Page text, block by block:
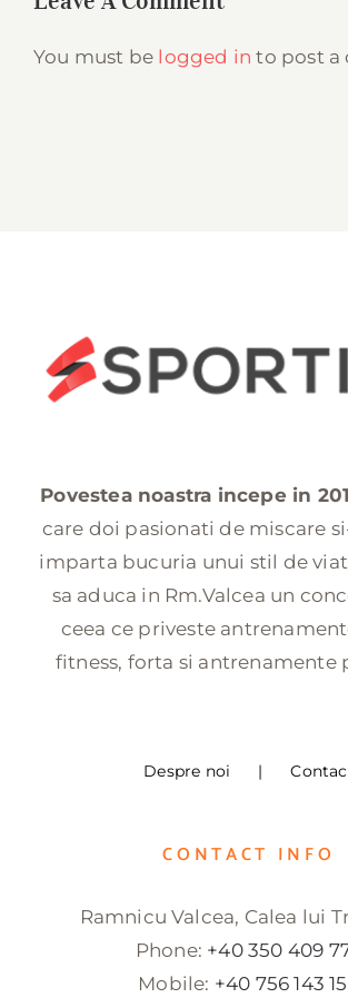
You must be logged in to post a
Povestea noastra incepe in
care doi pasionati de miscare
imparta bucuria unui stil de
sa aduca in Rm.Valcea un
ceea ce priveste
fitness, forta si antrenamente
Despre noi
CONTACT INFO
Ramnicu Valcea, Calea lui
Phone: +40 350 409
Mobile: +40 756 143